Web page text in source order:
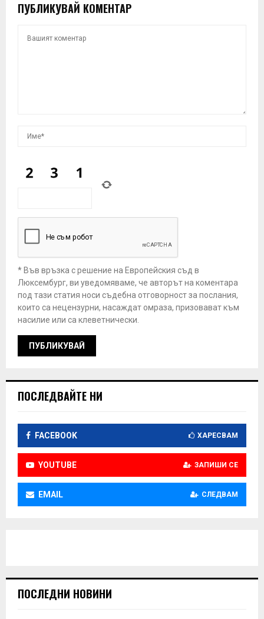
ПУБЛИКУВАЙ КОМЕНТАР
* Във връзка с решение на Европейския съд в
Люксембург, ви уведомяваме, че авторът на коментара
под тази статия носи съдебна отговорност за послания,
които са нецензурни, насаждат омраза, призовават към
насилие или са клеветнически.
ПОСЛЕДВАЙТЕ НИ
FACEBOOK ХАРЕСВАМ
YOUTUBE ЗАПИШИ СЕ
EMAIL СЛЕДВАМ
ПОСЛЕДНИ НОВИНИ